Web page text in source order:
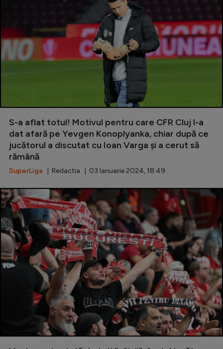
S-a aflat totul! Motivul pentru care CFR Cluj l-a
dat afară pe Yevgen Konoplyanka, chiar după ce
jucătorul a discutat cu Ioan Varga și a cerut să
rămână
SuperLiga | Redactia | 03 Ianuarie 2024, 18:49